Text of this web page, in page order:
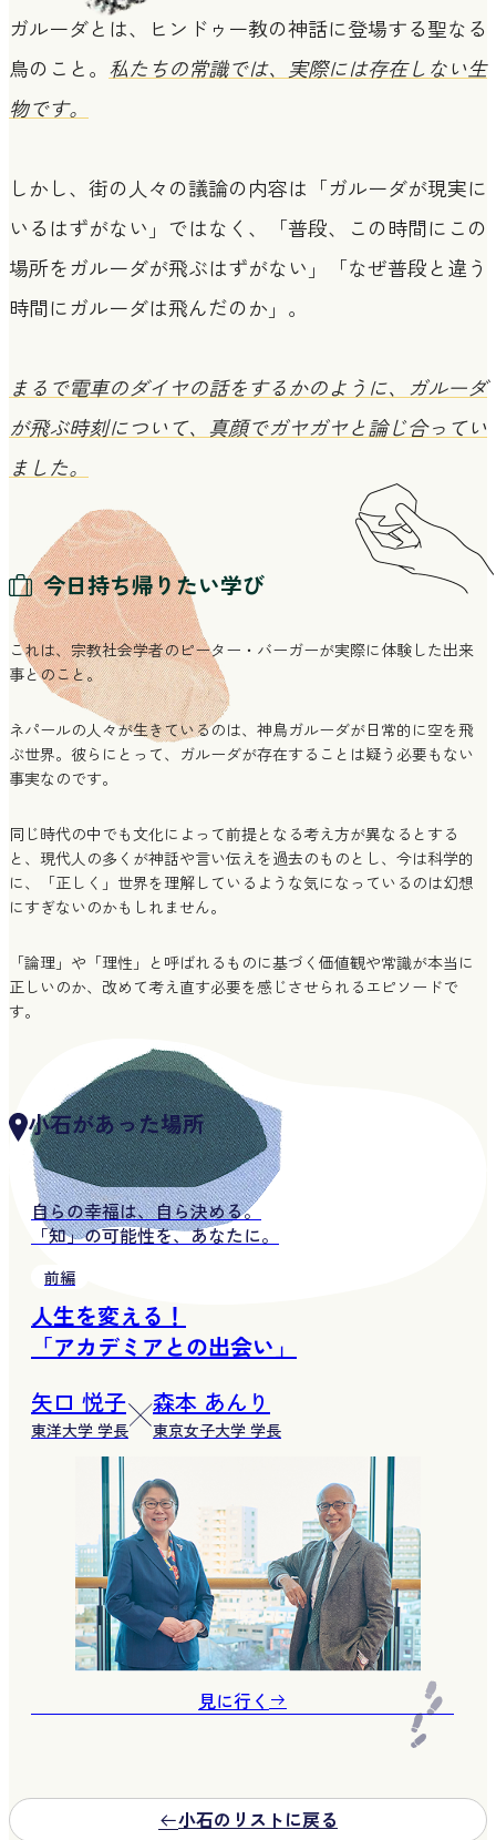
ガルーダとは、ヒンドゥー教の神話に登場する聖なる
鳥のこと。 私たちの常識では、実際には存在しない生
物です。
しかし、街の人々の議論の内容は「ガルーダが現実に
いるはずがない」ではなく、「普段、この時間にこの
場所をガルーダが飛ぶはずがない」「なぜ普段と違う
時間にガルーダは飛んだのか」。
まるで電車のダイヤの話をするかのように、ガルーダ
が飛ぶ時刻について、真顔でガヤガヤと論じ合ってい
ました。
今日持ち帰りたい学び
これは、宗教社会学者のピーター・バーガーが実際に体験した出来
事とのこと。
ネパールの人々が生きているのは、神鳥ガルーダが日常的に空を飛
ぶ世界。彼らにとって、ガルーダが存在することは疑う必要もない
事実なのです。
同じ時代の中でも文化によって前提となる考え方が異なるとする
と、現代人の多くが神話や言い伝えを過去のものとし、今は科学的
に、「正しく」世界を理解しているような気になっているのは幻想
にすぎないのかもしれません。
「論理」や「理性」と呼ばれるものに基づく価値観や常識が本当に
正しいのか、改めて考え直す必要を感じさせられるエピソードで
す。
小石があった場所
自らの幸福は、自ら決める。
「知」の可能性を、あなたに。
前編
人生を変える！
「アカデミアとの出会い」
矢口 悦子
東洋大学 学長
森本 あんり
東京女子大学 学長
見に行く
小石のリストに戻る